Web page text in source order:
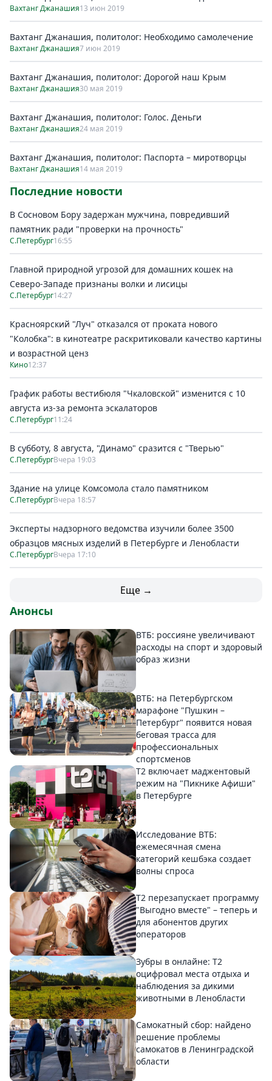
Вахтанг Джанашия13 июн 2019
Вахтанг Джанашия, политолог: Необходимо самолечение
Вахтанг Джанашия7 июн 2019
Вахтанг Джанашия, политолог: Дорогой наш Крым
Вахтанг Джанашия30 мая 2019
Вахтанг Джанашия, политолог: Голос. Деньги
Вахтанг Джанашия24 мая 2019
Вахтанг Джанашия, политолог: Паспорта – миротворцы
Вахтанг Джанашия14 мая 2019
Последние новости
В Сосновом Бору задержан мужчина, повредивший
памятник ради "проверки на прочность"
С.Петербург16:55
Главной природной угрозой для домашних кошек на
Северо-Западе признаны волки и лисицы
С.Петербург14:27
Красноярский "Луч" отказался от проката нового
"Колобка": в кинотеатре раскритиковали качество картины
и возрастной ценз
Кино12:37
График работы вестибюля "Чкаловской" изменится с 10
августа из-за ремонта эскалаторов
С.Петербург11:24
В субботу, 8 августа, "Динамо" сразится с "Тверью"
С.ПетербургВчера 19:03
Здание на улице Комсомола стало памятником
С.ПетербургВчера 18:57
Эксперты надзорного ведомства изучили более 3500
образцов мясных изделий в Петербурге и Ленобласти
С.ПетербургВчера 17:10
Еще →
Анонсы
ВТБ: россияне увеличивают
расходы на спорт и здоровый
образ жизни
ВТБ: на Петербургском
марафоне "Пушкин –
Петербург" появится новая
беговая трасса для
профессиональных
спортсменов
Т2 включает маджентовый
режим на "Пикнике Афиши"
в Петербурге
Исследование ВТБ:
ежемесячная смена
категорий кешбэка создает
волны спроса
Т2 перезапускает программу
"Выгодно вместе" – теперь и
для абонентов других
операторов
Зубры в онлайне: Т2
оцифровал места отдыха и
наблюдения за дикими
животными в Ленобласти
Самокатный сбор: найдено
решение проблемы
самокатов в Ленинградской
области